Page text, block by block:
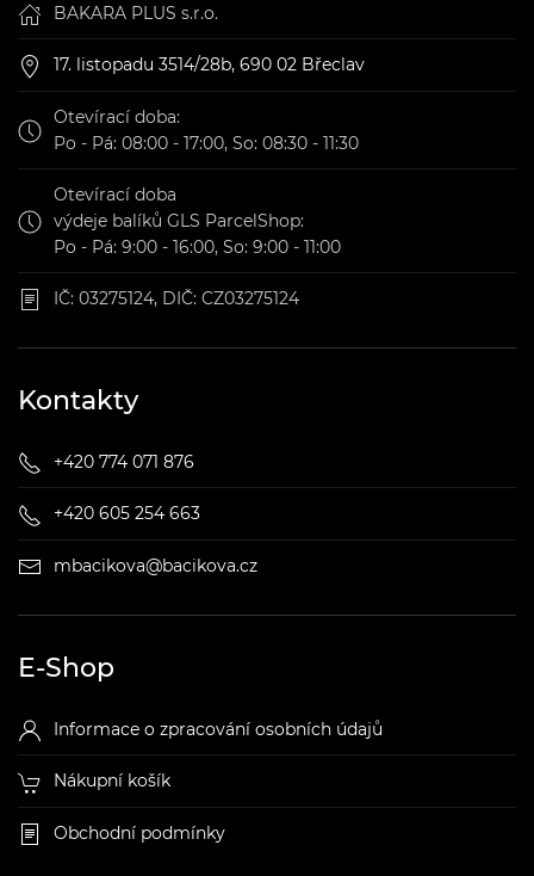
BAKARA PLUS s.r.o.
17. listopadu 3514/28b, 690 02 Břeclav
Otevírací doba:
Po - Pá: 08:00 - 17:00, So: 08:30 - 11:30
Otevírací doba
výdeje balíků GLS ParcelShop:
Po - Pá: 9:00 - 16:00, So: 9:00 - 11:00
IČ: 03275124, DIČ: CZ03275124
Kontakty
+420 774 071 876
+420 605 254 663
mbacikova@bacikova.cz
E-Shop
Informace o zpracování osobních údajů
Nákupní košík
Obchodní podmínky